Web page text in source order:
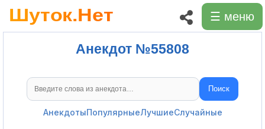
☰ меню
Анекдот №55808
Поиск анекдотов Поиск
АнекдотыПопулярныеЛучшиеСлучайные